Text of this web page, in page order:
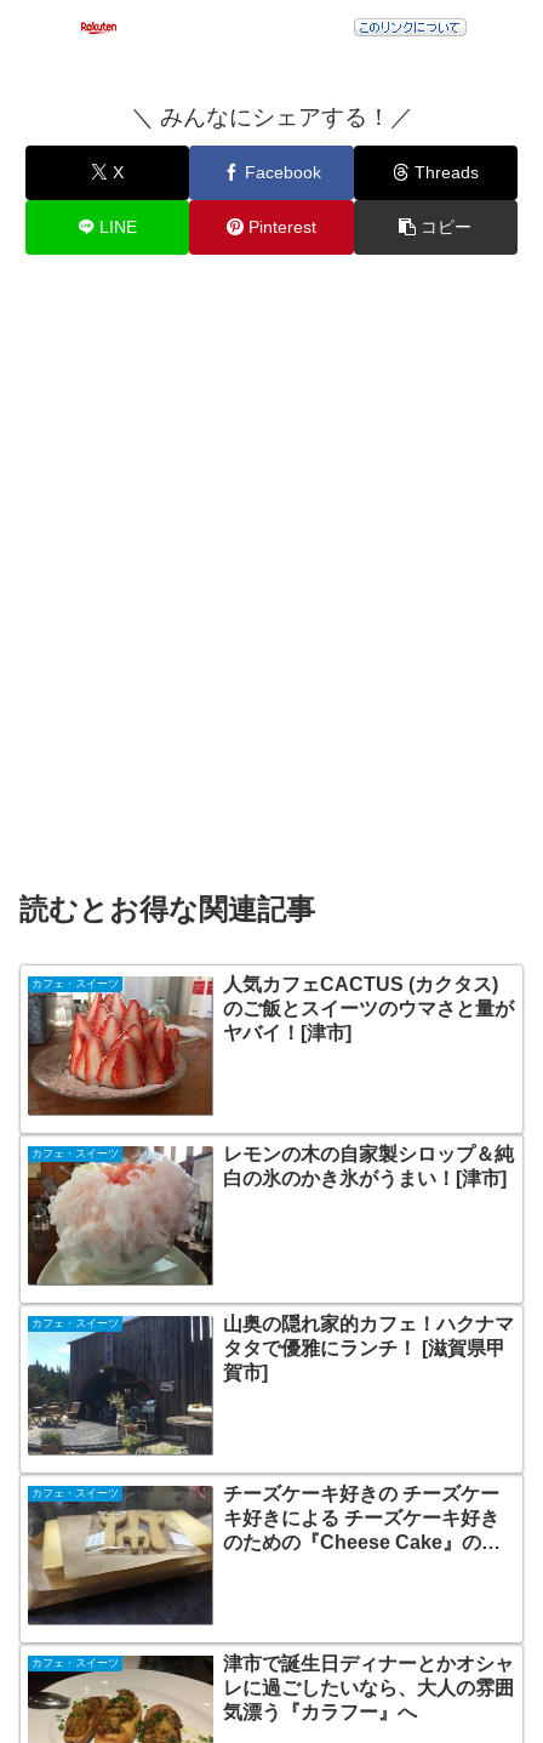
＼ みんなにシェアする！／
X Facebook Threads
LINE Pinterest コピー
読むとお得な関連記事
カフェ・スイーツ
人気カフェCACTUS (カクタス)
のご飯とスイーツのウマさと量が
ヤバイ！[津市]
カフェ・スイーツ
レモンの木の自家製シロップ＆純
白の氷のかき氷がうまい！[津市]
カフェ・スイーツ
山奥の隠れ家的カフェ！ハクナマ
タタで優雅にランチ！ [滋賀県甲
賀市]
カフェ・スイーツ
チーズケーキ好きの チーズケー
キ好きによる チーズケーキ好き
のための『Cheese Cake』の横
カフェ・スイーツ
津市で誕生日ディナーとかオシャ
レに過ごしたいなら、大人の雰囲
気漂う『カラフー』へ